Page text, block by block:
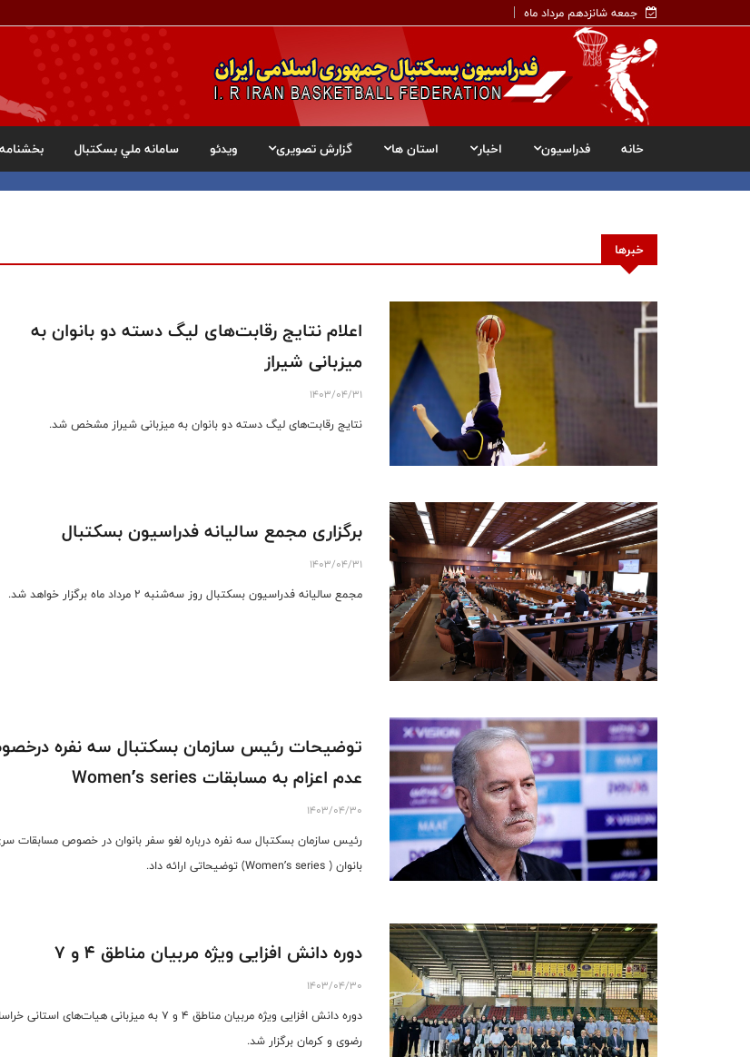
جمعه شانزدهم مرداد ماه
خانه فدراسیون اخبار استان ها گزارش تصویری ویدئو سامانه ملي بسکتبال بخشنامه
خبرها
اعلام نتایج رقابت‌های لیگ دسته دو بانوان به
میزبانی شیراز
1403/04/31
نتایج رقابت‌های لیگ دسته دو بانوان به میزبانی شیراز مشخص شد.
برگزاری مجمع سالیانه فدراسیون بسکتبال
1403/04/31
مجمع سالیانه فدراسیون بسکتبال روز سه‌شنبه 2 مرداد ماه برگزار خواهد شد.
توضيحات رئيس سازمان بسكتبال سه نفره
عدم اعزام به مسابقات Women’s series
1403/04/30
رئيس سازمان بسكتبال سه نفره درباره لغو سفر بانوان در خصوص مسابقات
بانوان ( Women’s series) توضیحاتی ارائه داد.
دوره دانش افزایی ویژه مربیان مناطق ۴ و ۷
1403/04/30
دوره دانش افزایی ویژه مربیان مناطق ۴ و ۷ به میزبانی هیات‌های استانی
رضوی و کرمان برگزار شد.